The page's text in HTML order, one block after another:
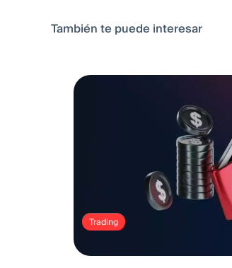
También te puede interesar
Trading